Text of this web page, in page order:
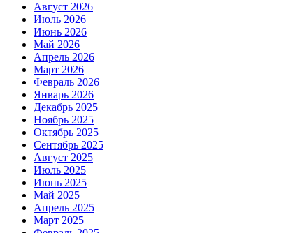
Август 2026
Июль 2026
Июнь 2026
Май 2026
Апрель 2026
Март 2026
Февраль 2026
Январь 2026
Декабрь 2025
Ноябрь 2025
Октябрь 2025
Сентябрь 2025
Август 2025
Июль 2025
Июнь 2025
Май 2025
Апрель 2025
Март 2025